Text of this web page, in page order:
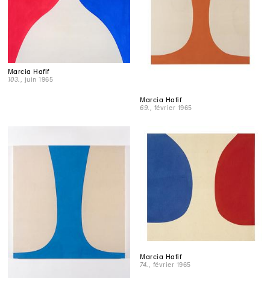
Marcia Hafif
103.
, juin 1965
Marcia Hafif
69.
, février 1965
Marcia Hafif
74.
, février 1965